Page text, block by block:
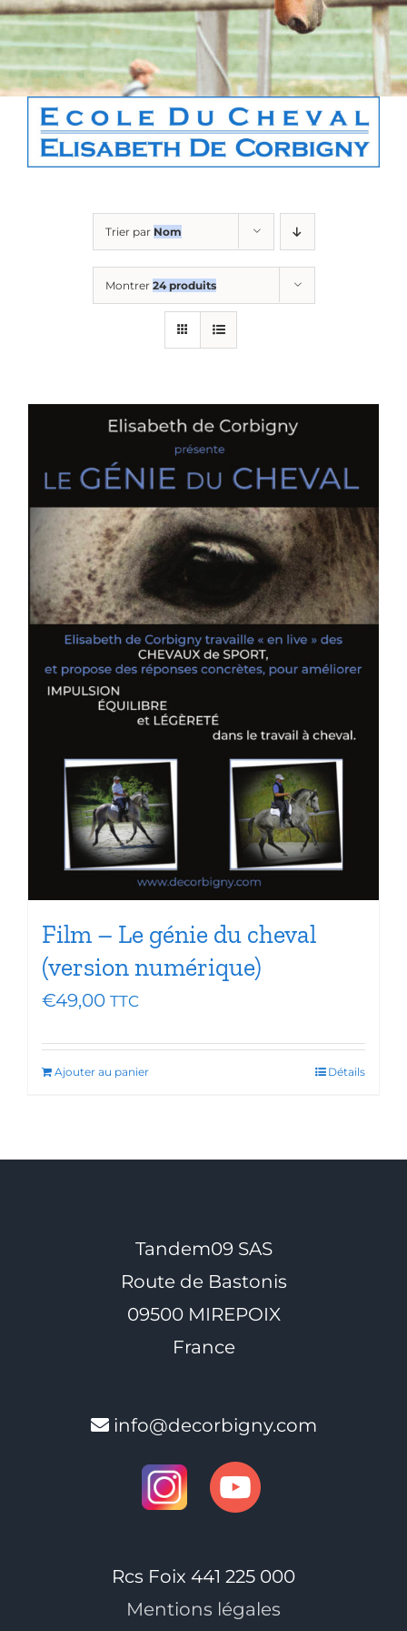
Boutique
Contact
Panier
Trier par Nom
Montrer 24 produits
Film – Le génie du cheval
(version numérique)
€49,00 TTC
Ajouter au panier Détails
Tandem09 SAS
Route de Bastonis
09500 MIREPOIX
France
info@decorbigny.com
Rcs Foix 441 225 000
Mentions légales